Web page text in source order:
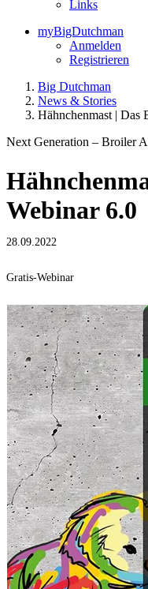
Links
myBigDutchman
Anmelden
Registrieren
Big Dutchman
News & Stories
Hähnchenmast | Das
Next Generation – Broiler
Webinar 6.0
28.09.2022
Gratis-Webinar